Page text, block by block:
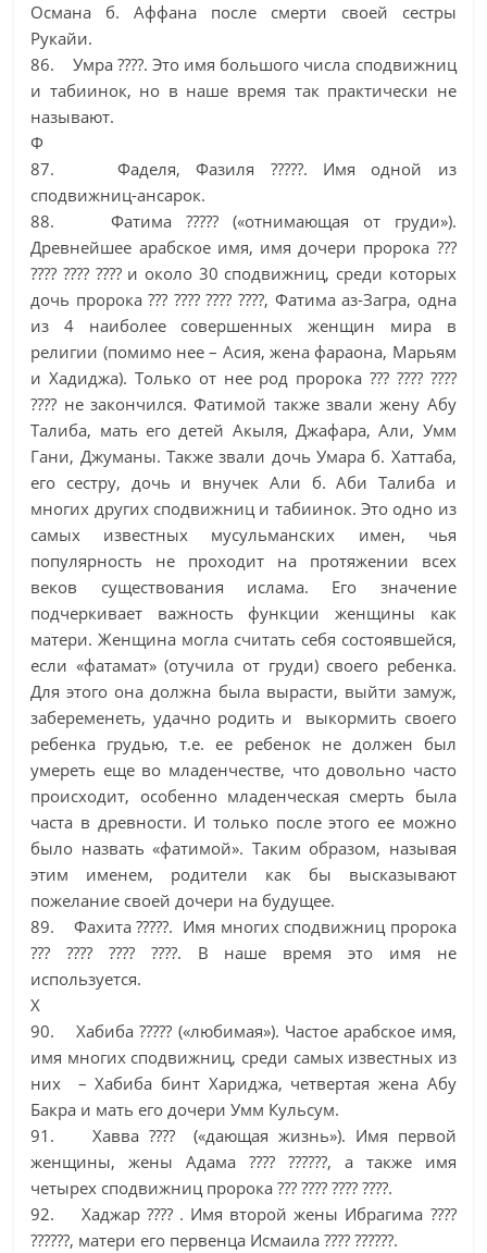
Османа б. Аффана после смерти своей сестры
Рукайи.
86. Умра ????. Это имя большого числа сподвижниц
и табиинок, но в наше время так практически не
называют.
Ф
87. Фаделя, Фазиля ?????. Имя одной из
сподвижниц-ансарок.
88. Фатима ????? («отнимающая от груди»).
Древнейшее арабское имя, имя дочери пророка ???
???? ???? ???? и около 30 сподвижниц, среди которых
дочь пророка ??? ???? ???? ????, Фатима аз-Загра, одна
из 4 наиболее совершенных женщин мира в
религии (помимо нее – Асия, жена фараона, Марьям
и Хадиджа). Только от нее род пророка ??? ???? ????
???? не закончился. Фатимой также звали жену Абу
Талиба, мать его детей Акыля, Джафара, Али, Умм
Гани, Джуманы. Также звали дочь Умара б. Хаттаба,
его сестру, дочь и внучек Али б. Аби Талиба и
многих других сподвижниц и табиинок. Это одно из
самых известных мусульманских имен, чья
популярность не проходит на протяжении всех
веков существования ислама. Его значение
подчеркивает важность функции женщины как
матери. Женщина могла считать себя состоявшейся,
если «фатамат» (отучила от груди) своего ребенка.
Для этого она должна была вырасти, выйти замуж,
забеременеть, удачно родить и выкормить своего
ребенка грудью, т.е. ее ребенок не должен был
умереть еще во младенчестве, что довольно часто
происходит, особенно младенческая смерть была
часта в древности. И только после этого ее можно
было назвать «фатимой». Таким образом, называя
этим именем, родители как бы высказывают
пожелание своей дочери на будущее.
89. Фахита ?????. Имя многих сподвижниц пророка
??? ???? ???? ????. В наше время это имя не
используется.
Х
90. Хабиба ????? («любимая»). Частое арабское имя,
имя многих сподвижниц, среди самых известных из
них – Хабиба бинт Хариджа, четвертая жена Абу
Бакра и мать его дочери Умм Кульсум.
91. Хавва ???? («дающая жизнь»). Имя первой
женщины, жены Адама ???? ??????, а также имя
четырех сподвижниц пророка ??? ???? ???? ????.
92. Хаджар ???? . Имя второй жены Ибрагима ????
??????, матери его первенца Исмаила ???? ??????.